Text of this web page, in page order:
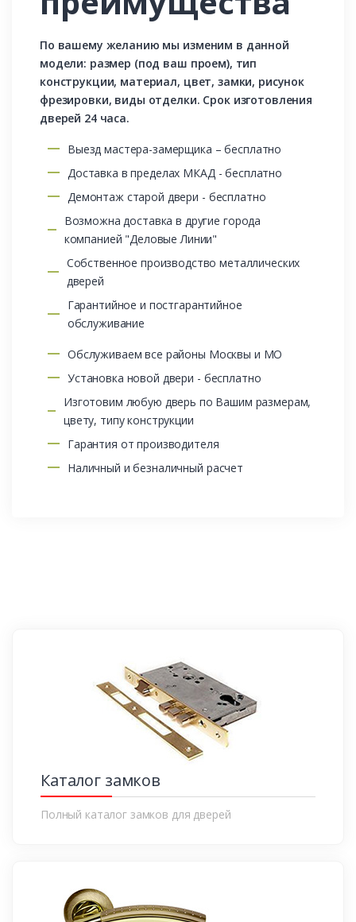
По вашему желанию мы изменим в данной
модели: размер (под ваш проем), тип
конструкции, материал, цвет, замки, рисунок
фрезировки, виды отделки. Срок изготовления
дверей 24 часа.
Выезд мастера-замерщика – бесплатно
Доставка в пределах МКАД - бесплатно
Демонтаж старой двери - бесплатно
Возможна доставка в другие города
компанией "Деловые Линии"
Собственное производство металлических
дверей
Гарантийное и постгарантийное
обслуживание
Обслуживаем все районы Москвы и МО
Установка новой двери - бесплатно
Изготовим любую дверь по Вашим размерам,
цвету, типу конструкции
Гарантия от производителя
Наличный и безналичный расчет
Каталог замков
Полный каталог замков для дверей